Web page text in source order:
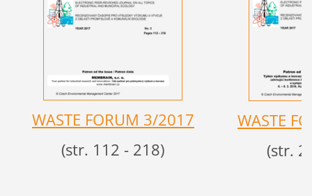
WASTE FORUM 3/2017
(str. 112 - 218)
WASTE
(str.